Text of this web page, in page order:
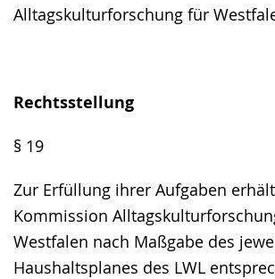
Alltagskulturforschung für
Rechtsstellung
§ 19
Zur Erfüllung ihrer Aufgaben
Kommission
Westfalen nach Maßgabe des
Haushaltsplanes des LWL